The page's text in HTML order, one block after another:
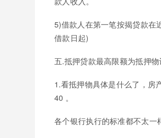
5)借款人在第一笔按揭贷款在
借款日起)
五.抵押贷款最高限额为抵押
1.看抵押物具体是什么了，房
40 。
各个银行执行的标准都不太一